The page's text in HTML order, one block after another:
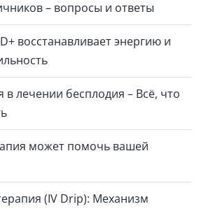
– вопросы и ответы
восстанавливает энергию и
в лечении бесплодия – Всё, что
может помочь вашей
(IV Drip): Механизм